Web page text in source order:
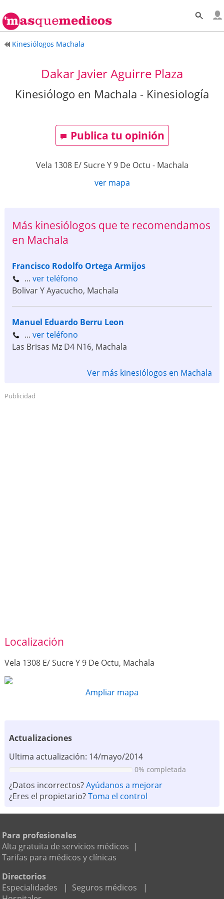
Kinesiólogos Machala
Dakar Javier Aguirre Plaza
Kinesiólogo en Machala - Kinesiología
Publica tu opinión
Vela 1308 E/ Sucre Y 9 De Octu - Machala
ver mapa
Más kinesiólogos que te recomendamos
en Machala
Francisco Rodolfo Ortega Armijos
... ver teléfono
Bolivar Y Ayacucho, Machala
Manuel Eduardo Berru Leon
... ver teléfono
Las Brisas Mz D4 N16, Machala
Ver más kinesiólogos en Machala
Publicidad
Localización
Vela 1308 E/ Sucre Y 9 De Octu, Machala
Ampliar mapa
Actualizaciones
Ultima actualización: 14/mayo/2014
0% completada
¿Datos incorrectos?Ayúdanos a mejorar
¿Eres el propietario?Toma el control
Para profesionales
Alta gratuita de servicios médicos |
Tarifas para médicos y clínicas
Directorios
Especialidades
| Seguros médicos
|